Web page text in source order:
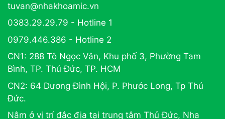
tuvan@nhakhoamic.vn
0383.29.29.79 - Hotline 1
0979.446.386 - Hotline 2
CN1: 288 Tô Ngọc Vân, Khu phố 3, Phường Tam
Bình, TP. Thủ Đức, TP. HCM
CN2: 64 Dương Đình Hội, P. Phước Long, Tp Thủ
Đức.
Nằm ở vị trí đắc địa tại trung tâm Thủ Đức, Nha